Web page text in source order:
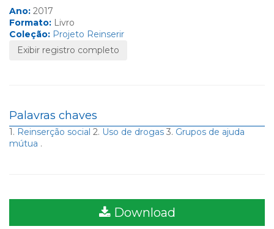
Ano: 2017
Formato: Livro
Coleção: Projeto Reinserir
Exibir registro completo
Palavras chaves
1. Reinserção social 2. Uso de drogas 3. Grupos de ajuda
mútua .
Download